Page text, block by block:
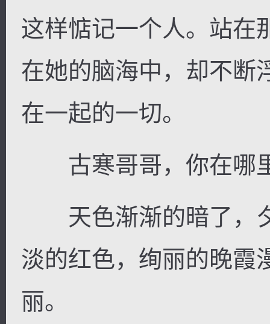
这样惦记一个人。站在
在她的脑海中，却不断
在一起的一切。
古寒哥哥，你在哪
天色渐渐的暗了，
淡的红色，绚丽的晚霞
丽。